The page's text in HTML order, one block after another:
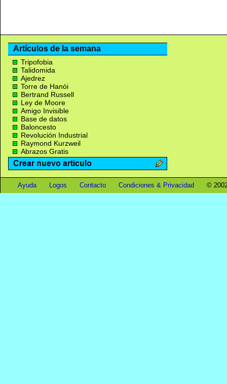
Artículos de la semana
Tripofobia
Talidomida
Ajedrez
Torre de Hanói
Bertrand Russell
Ley de Moore
Amigo Invisible
Base de datos
Baloncesto
Revolución Industrial
Raymond Kurzweil
Abrazos Gratis
Ayuda Logos Contacto Condiciones & Privacidad ©